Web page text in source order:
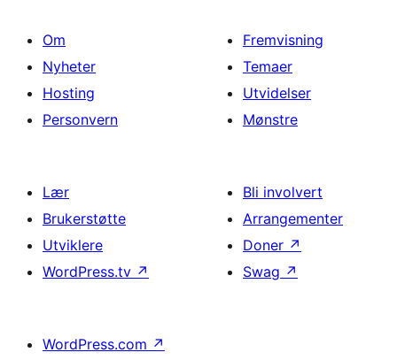
Om
Nyheter
Hosting
Personvern
Fremvisning
Temaer
Utvidelser
Mønstre
Lær
Brukerstøtte
Utviklere
WordPress.tv ↗
Bli involvert
Arrangementer
Doner ↗
Swag ↗
WordPress.com ↗